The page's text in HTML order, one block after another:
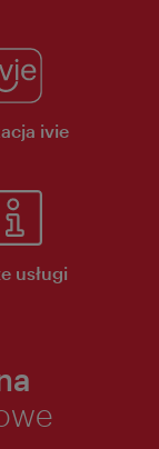
ivie
usługi